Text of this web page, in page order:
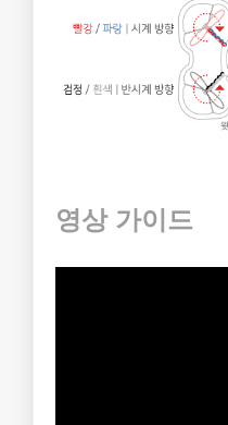
영상 가이드